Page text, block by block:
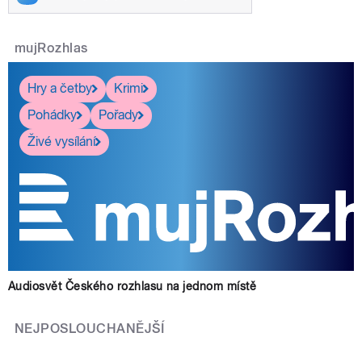
mujRozhlas
Hry a četby
Krimi
Pohádky
Pořady
Živé vysílání
Audiosvět Českého rozhlasu na jednom místě
NEJPOSLOUCHANĚJŠÍ